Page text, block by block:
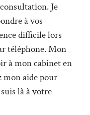
Je
à vos
difficile lors
téléphone. Mon
à mon cabinet en
mon aide pour
là à votre